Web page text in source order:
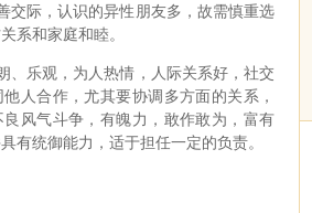
交际，认识的异性朋友多，故需慎重选
系和家庭和睦。
、乐观，为人热情，人际关系好，社交
人合作，尤其要协调多方面的关系，
风气斗争，有魄力，敢作敢为，富有
有统御能力，适于担任一定的负责。